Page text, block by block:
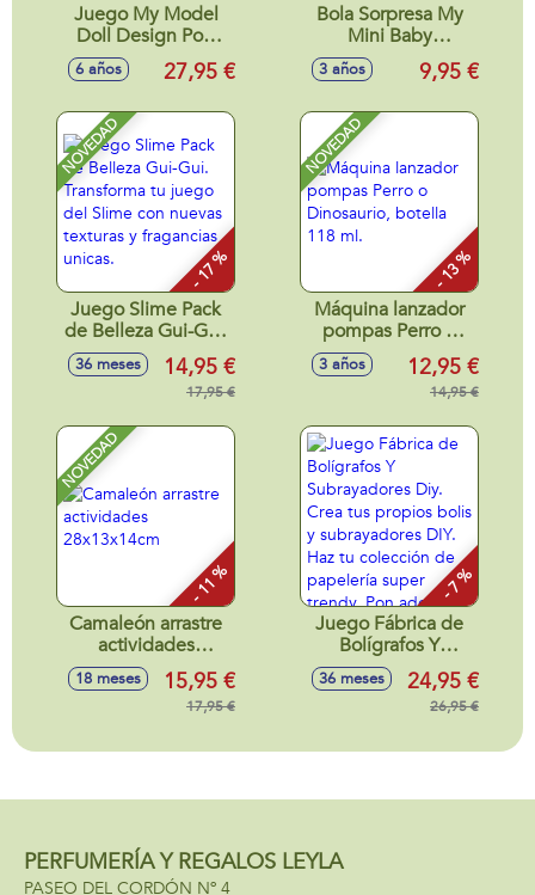
Juego My Model
Doll Design Pop
Star ¡crea conjuntos
para tus cantantes
6 años 27,95 €
Bola Sorpresa My
Mini Baby
Sweethearts, con
muñeco, accesorio
nacimiento,
colecc¡onables
10cm
3 años 9,95 €
NOVEDAD
- 17 %
Juego Slime Pack
de Belleza Gui-Gui.
Transforma tu
juego del Slime
con nuevas texturas
36 meses 14,95 €
17,95 €
NOVEDAD
- 13 %
Máquina lanzador
pompas Perro o
Dinosaurio, botella
118 ml.
3 años 12,95 €
14,95 €
NOVEDAD
- 11 %
Camaleón arrastre
actividades
28x13x14cm
18 meses 15,95 €
17,95 €
- 7 %
Juego Fábrica de
Bolígrafos Y
Subrayadores Diy.
Crea tus propios
Haz tu colección de
trendy. Pon
bolígrafos o
36 meses 24,95 €
26,95 €
PERFUMERÍA Y REGALOS LEYLA
PASEO DEL CORDÓN Nº 4